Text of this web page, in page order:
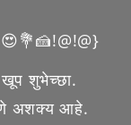
खूप शुभेच्छा.
अशक्य आहे.